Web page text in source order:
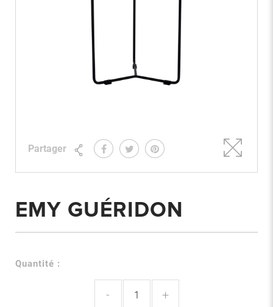
Partager
EMY GUÉRIDON
Quantité :
- +